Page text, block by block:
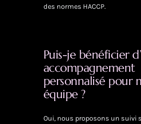
des normes HACCP.
Puis-je bénéficier
accompagnement
personnalisé pour
équipe ?
Oui, nous proposons un suivi